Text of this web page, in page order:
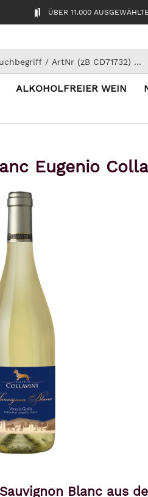
ÜBER 11.000
ALKOHOLFREIER WEIN
Eugenio
Blanc aus